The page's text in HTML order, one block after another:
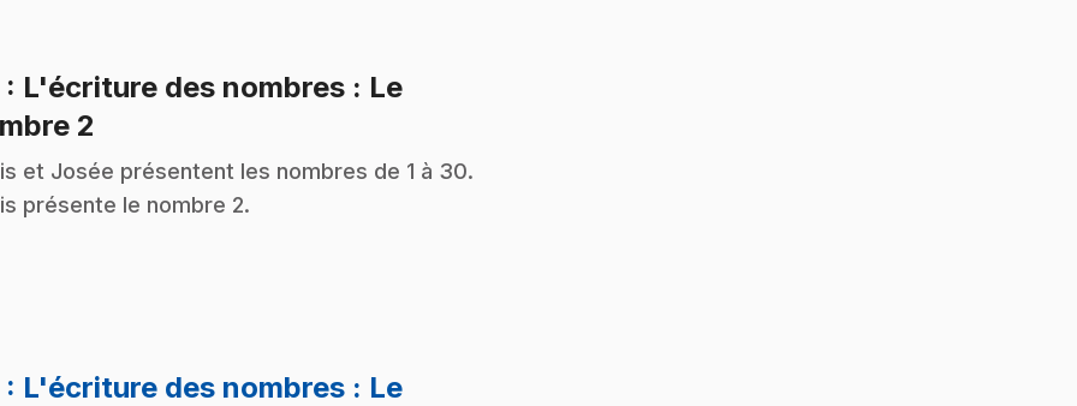
: L'écriture des nombres : Le
2
et Josée présentent les nombres de 1 à 30.
présente le nombre 2.
: L'écriture des nombres : Le